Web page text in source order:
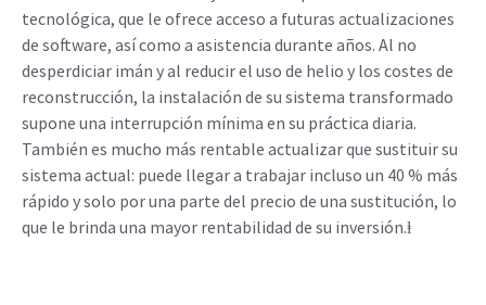
tecnológica, que le ofrece acceso a futuras actualizaciones
de software, así como a asistencia durante años. Al no
desperdiciar imán y al reducir el uso de helio y los costes de
reconstrucción, la instalación de su sistema transformado
supone una interrupción mínima en su práctica diaria.
También es mucho más rentable actualizar que sustituir su
sistema actual: puede llegar a trabajar incluso un 40 % más
rápido y solo por una parte del precio de una sustitución, lo
que le brinda una mayor rentabilidad de su inversión.ⱡ